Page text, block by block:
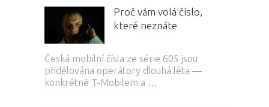
Proč vám volá číslo,
které neznáte
Česká mobilní čísla ze série 605 jsou
přidělována operátory dlouhá léta —
konkrétně T-Mobilem a …